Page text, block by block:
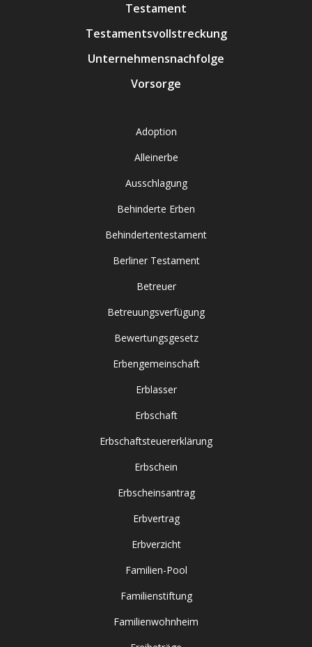
Testament
Testamentsvollstreckung
Unternehmensnachfolge
Vorsorge
Adoption
Alleinerbe
Ausschlagung
Behinderte Erben
Behindertentestament
Berliner Testament
Betreuer
Betreuungsverfügung
Bewertungsgesetz
Erbengemeinschaft
Erblasser
Erbschaft
Erbschaftsteuererklärung
Erbschein
Erbscheinsantrag
Erbvertrag
Erbverzicht
Familien-Pool
Familienstiftung
Familienwohnheim